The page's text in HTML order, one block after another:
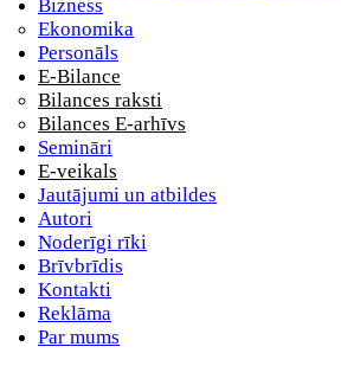
Bizness
Ekonomika
Personāls
E-Bilance
Bilances raksti
Bilances E-arhīvs
Semināri
E-veikals
Jautājumi un atbildes
Autori
Noderīgi rīki
Brīvbrīdis
Kontakti
Reklāma
Par mums